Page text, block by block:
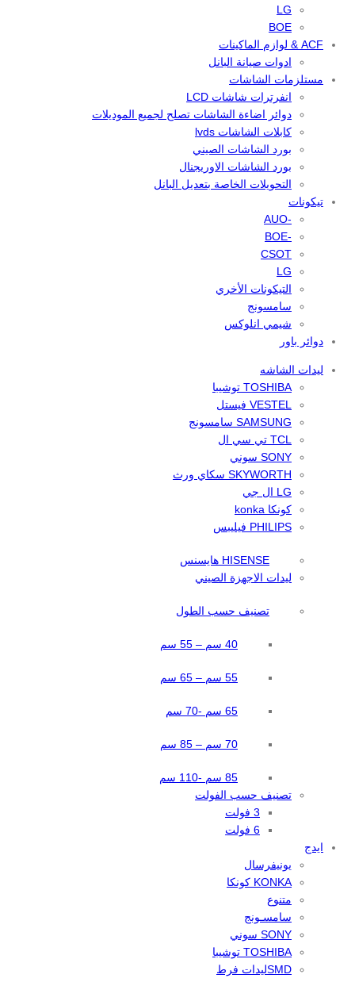
LG
BOE
ACF & لوازم الماكينات
ادوات صيانة البانل
مستلزمات الشاشات
انفرترات شاشات LCD
دوائر اضاءة الشاشات تصلح لجميع الموديلات
كابلات الشاشات lvds
بورد الشاشات الصيني
بورد الشاشات الاوريجنال
التحويلات الخاصة بتعديل البانل
تيكونات
-AUO
-BOE
CSOT
LG
التيكونات الأخري
سامسونج
شيمي انلوكس
دوائر باور
ليدات الشاشه
TOSHIBA توشيبا
VESTEL فيستل
SAMSUNG سامسونج
TCL تي سي ال
SONY سوني
SKYWORTH سكاي ورث
LG ال جي
كونكا konka
PHILIPS فيليبس
HISENSE هايسنس
ليدات الاجهزة الصيني
تصنيف حسب الطول
40 سم – 55 سم
55 سم – 65 سم
65 سم -70 سم
70 سم – 85 سم
85 سم -110 سم
تصنيف حسب الفولت
3 فولت
6 فولت
ايدج
يونيفرسال
KONKA كونكا
متنوع
سامسـونج
SONY سوني
TOSHIBA توشيبا
SMDليدات فرط